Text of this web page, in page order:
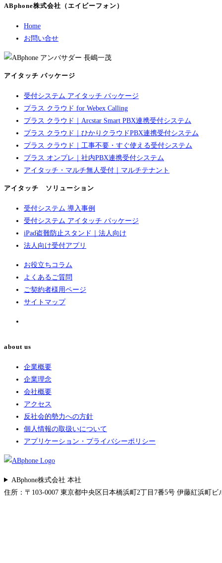
ABphone株式会社（エイビーフォン）
Home
お問い合せ
アイタッチ パッケージ
受付システム アイタッチ パッケージ
プラス クラウド for Webex Calling
プラス クラウド｜Arcstar Smart PBX連携受付システム
プラス クラウド｜ひかりクラウドPBX連携受付システム
プラス クラウド｜工事不要・すぐ使える受付システム
プラス オンプレ｜社内PBX連携受付システム
アイタッチ・マルチ無人受付｜マルチテナント
アイタッチ ソリューション
受付システム 導入事例
受付システム アイタッチ パッケージ
iPad盗難防止スタンド｜法人向け
法人向け受付アプリ
お役立ちコラム
よくあるご質問
ご契約者様用ページ
サイトマップ
about us
企業概要
企業理念
会社概要
アクセス
反社会的勢力への方針
個人情報の取扱いについて
アプリケーション・プライバシーポリシー
ABphone株式会社 本社
住所：〒103-0007 東京都中央区日本橋浜町2丁目7番5号 伊藤紅浜町